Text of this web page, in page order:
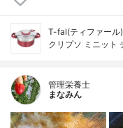
T-fal(ティファール)
クリプソ ミニット
管理栄養士
まなみん